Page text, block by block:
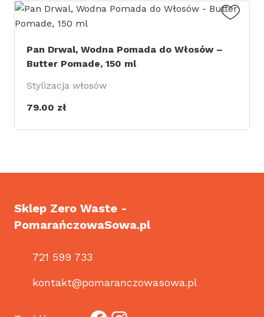
Dodaj do koszyka
Pan Drwal, Wodna Pomada do Włosów –
Butter Pomade, 150 ml
Stylizacja włosów
79.00 zł
Sklep Zero Waste -
PomarańczowaSowa.pl
721 599 733
kontakt@pomaranczowasowa.pl